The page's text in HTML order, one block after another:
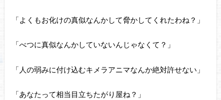
「よくもお化けの真似なんかして脅かしてくれたわね？」
「べつに真似なんかしていないんじゃなくて？」
「人の弱みに付け込むキメラアニマなんか絶対許せない」
「あなたって相当目立ちたがり屋ね？」